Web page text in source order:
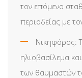
τον επόμενο
περιοδείας με
Νικηφόρος:
ηλιοβασίλεμα
των θαυμαστών